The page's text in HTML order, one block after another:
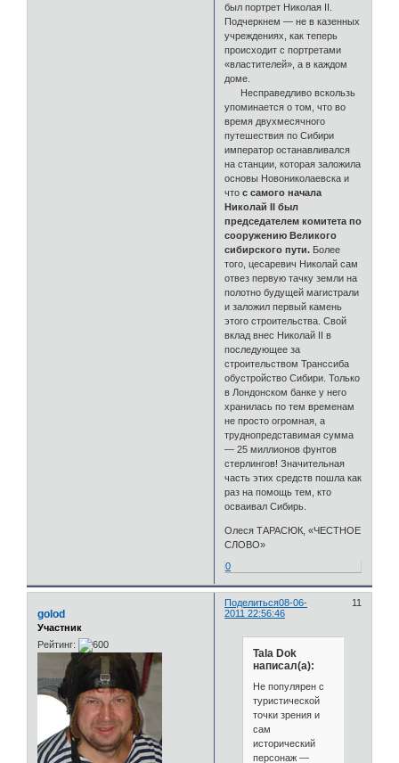
был портрет Николая II.
Подчеркнем — не в казенных
учреждениях, как теперь
происходит с портретами
«властителей», а в каждом
доме.
Несправедливо вскользь
упоминается о том, что во
время двухмесячного
путешествия по Сибири
император останавливался
на станции, которая заложила
основы Новониколаевска и
чтос самого начала
Николай II был
председателем комитета по
сооружению Великого
сибирского пути. Более
того, цесаревич Николай сам
отвез первую тачку земли на
полотно будущей магистрали
и заложил первый камень
этого строительства. Свой
вклад внес Николай II в
последующее за
строительством Транссиба
обустройство Сибири. Только
в Лондонском банке у него
хранилась по тем временам
не просто огромная, а
труднопредставимая сумма
— 25 миллионов фунтов
стерлингов! Значительная
часть этих средств пошла как
раз на помощь тем, кто
осваивал Сибирь.
Олеся ТАРАСЮК, «ЧЕСТНОЕ
СЛОВО»
0
Поделиться 11
08-06-
2011 22:56:46
golod
Участник
Рейтинг:
Tala Dok
написал(а):
Не популярен с
туристической
точки зрения и
сам
исторический
персонаж —